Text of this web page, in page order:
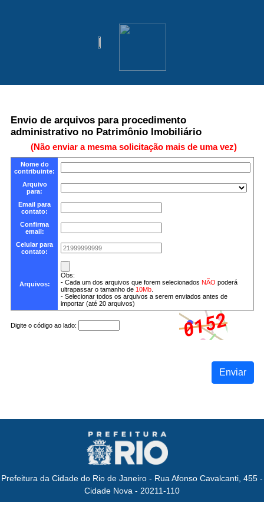
Envio de arquivos para procedimento
administrativo no Patrimônio Imobiliário
(Não enviar a mesma solicitação mais de uma vez)
Nome do
contribuinte:
Arquivo
para:
Email para
contato:
Confirma
email:
Celular para
contato:
Arquivos:
Obs:
- Cada um dos arquivos que forem selecionados NÃO poderá
ultrapassar o tamanho de 10Mb
- Selecionar todos os arquivos a serem enviados antes de
importar (até 20 arquivos)
Digite o código ao lado:
Enviar
Prefeitura da Cidade do Rio de Janeiro - Rua Afonso Cavalcanti, 455 -
Cidade Nova - 20211-110